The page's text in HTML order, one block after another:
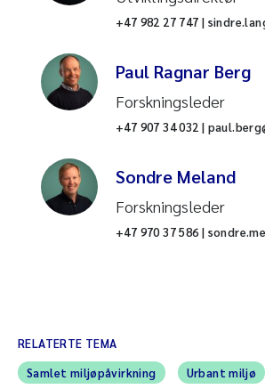
+47 982 27 747 |
Paul Ragnar Berg
Forskningsleder
+47 907 34 032 |
Sondre Meland
Forskningsleder
+47 970 37 586 |
RELATERTE TEMA
Samlet miljøpåvirkning
Urbant miljø